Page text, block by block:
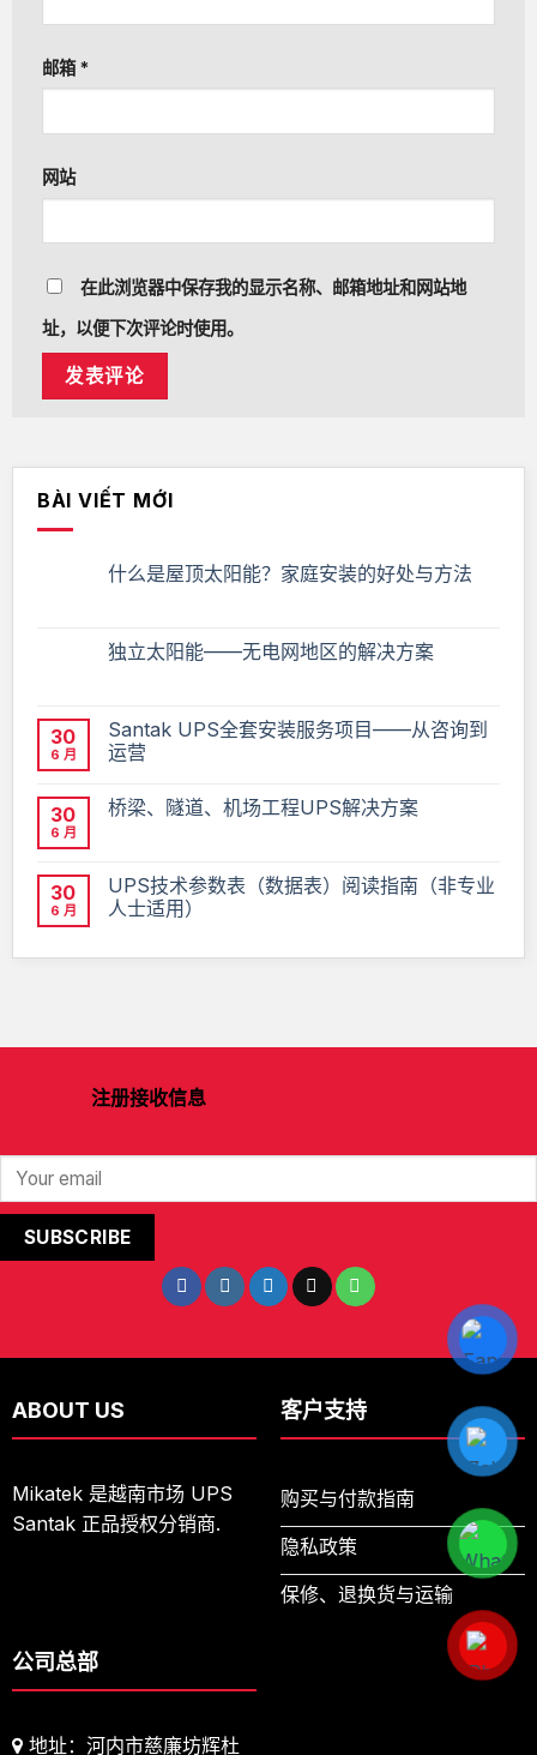
邮箱*
网站
在此浏览器中保存我的显示名称、邮箱地址和网站地
址，以便下次评论时使用。
BÀI VIẾT MỚI
什么是屋顶太阳能？家庭安装的好处与方法
独立太阳能——无电网地区的解决方案
30
6 月
Santak UPS全套安装服务项目——从咨询到
运营
30
6 月
桥梁、隧道、机场工程UPS解决方案
30
6 月
UPS技术参数表（数据表）阅读指南（非专业
人士适用）
注册接收信息
ABOUT US
Mikatek 是越南市场 UPS
Santak 正品授权分销商.
客户支持
购买与付款指南
隐私政策
保修、退换货与运输
公司总部
地址：河内市慈廉坊辉杜